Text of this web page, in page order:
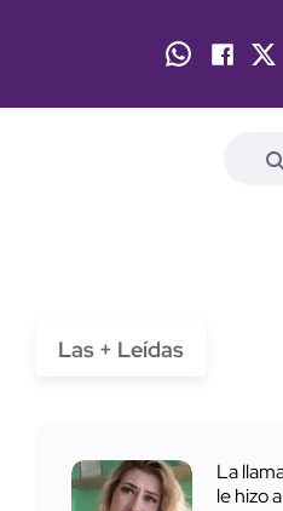
Las + Leídas
La
le hizo